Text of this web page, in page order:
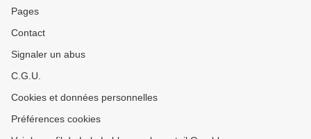
Pages
Contact
Signaler un abus
C.G.U.
Cookies et données personnelles
Préférences cookies